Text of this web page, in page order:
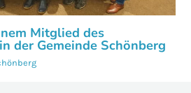
Mitglied des
der Gemeinde Schönberg